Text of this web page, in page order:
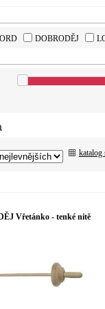
DOBRODĚJ
katalog
Vřetánko - tenké nitě